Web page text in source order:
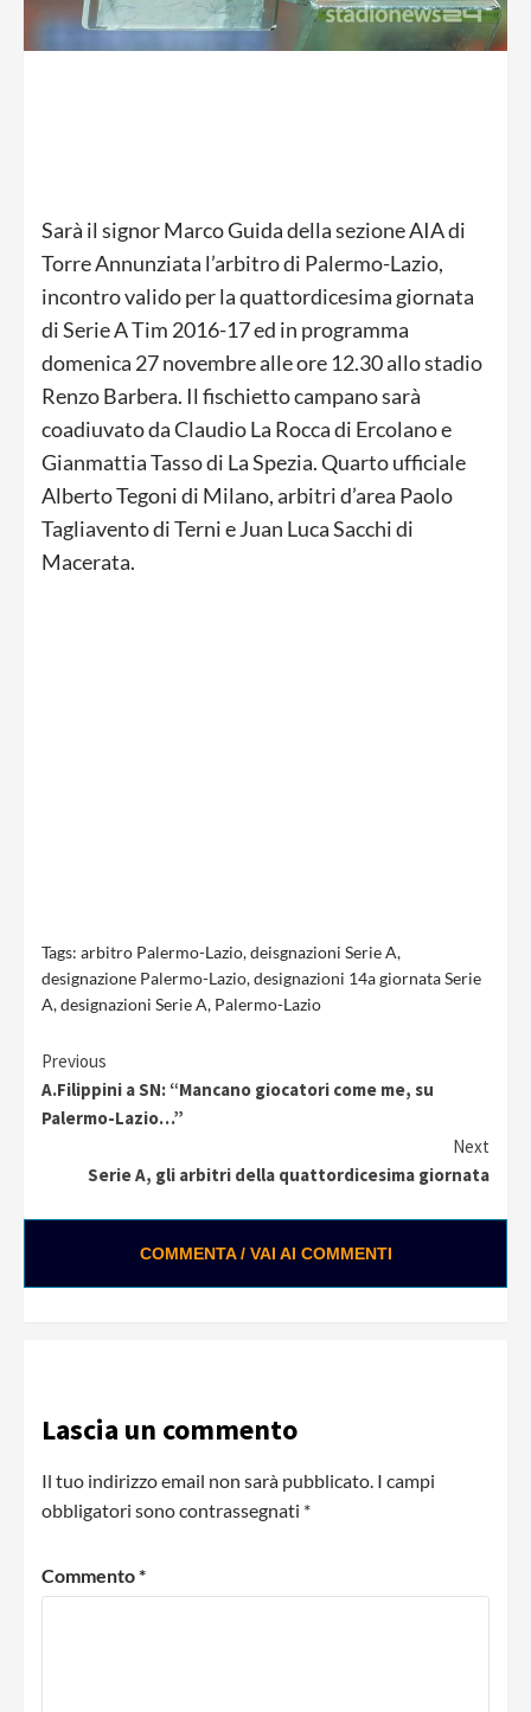
Sarà il signor Marco Guida della sezione AIA di
Torre Annunziata l’arbitro di Palermo-Lazio,
incontro valido per la quattordicesima giornata
di Serie A Tim 2016-17 ed in programma
domenica 27 novembre alle ore 12.30 allo stadio
Renzo Barbera. Il fischietto campano sarà
coadiuvato da Claudio La Rocca di Ercolano e
Gianmattia Tasso di La Spezia. Quarto ufficiale
Alberto Tegoni di Milano, arbitri d’area Paolo
Tagliavento di Terni e Juan Luca Sacchi di
Macerata.
Tags: arbitro Palermo-Lazio,deisgnazioni Serie A,
designazione Palermo-Lazio,designazioni 14a giornata Serie
A,designazioni Serie A, Palermo-Lazio
Continue
Reading
Previous
A.Filippini a SN: “Mancano giocatori come me, su
Palermo-Lazio…”
Next
Serie A, gli arbitri della quattordicesima giornata
COMMENTA / VAI AI COMMENTI
Lascia un commento
Il tuo indirizzo email non sarà pubblicato. I campi
obbligatori sono contrassegnati *
Commento*